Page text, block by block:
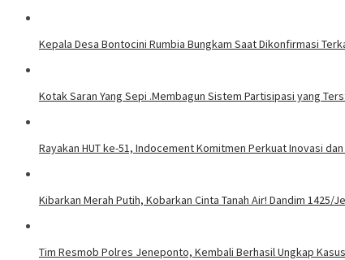
Kepala Desa Bontocini Rumbia Bungkam Saat Dikonfirmasi
Kotak Saran Yang Sepi .Membagun Sistem Partisipasi yang
Rayakan HUT ke-51, Indocement Komitmen Perkuat Inovasi
Kibarkan Merah Putih, Kobarkan Cinta Tanah Air! Dandim
Tim Resmob Polres Jeneponto, Kembali Berhasil Ungkap